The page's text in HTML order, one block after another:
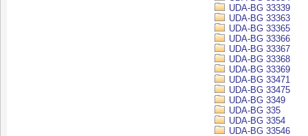
UDA-BG 33339
UDA-BG 33363
UDA-BG 33365
UDA-BG 33366
UDA-BG 33367
UDA-BG 33368
UDA-BG 33369
UDA-BG 33471
UDA-BG 33475
UDA-BG 3349
UDA-BG 335
UDA-BG 3354
UDA-BG 33546